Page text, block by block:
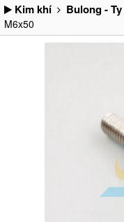
Kim khí Bulong -
M6x50